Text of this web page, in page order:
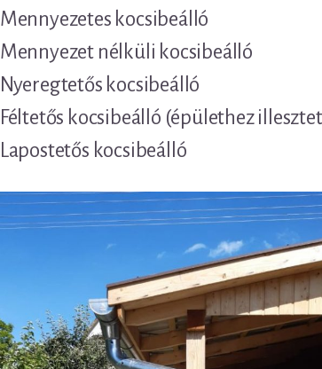
Mennyezetes kocsibeálló
Mennyezet nélküli kocsibeálló
Nyeregtetős kocsibeálló
Féltetős kocsibeálló (épülethez
Lapostetős kocsibeálló